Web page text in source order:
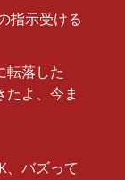
指示受ける
転落した
たよ、今ま
、バズって